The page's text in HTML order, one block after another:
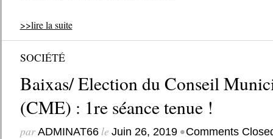
>>lire la suite
SOCIÉTÉ
Baixas/ Election du Conseil
(CME) : 1re séance tenue !
par ADMINAT66le Juin 26, 2019 •Comments